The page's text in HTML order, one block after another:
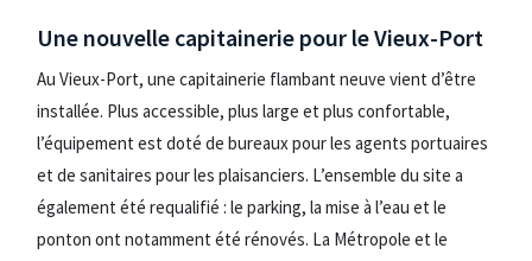
Une nouvelle capitainerie pour le Vieux-Port
Au Vieux-Port, une capitainerie flambant neuve vient d’être
installée. Plus accessible, plus large et plus confortable,
l’équipement est doté de bureaux pour les agents portuaires
et de sanitaires pour les plaisanciers. L’ensemble du site a
également été requalifié : le parking, la mise à l’eau et le
ponton ont notamment été rénovés. La Métropole et le